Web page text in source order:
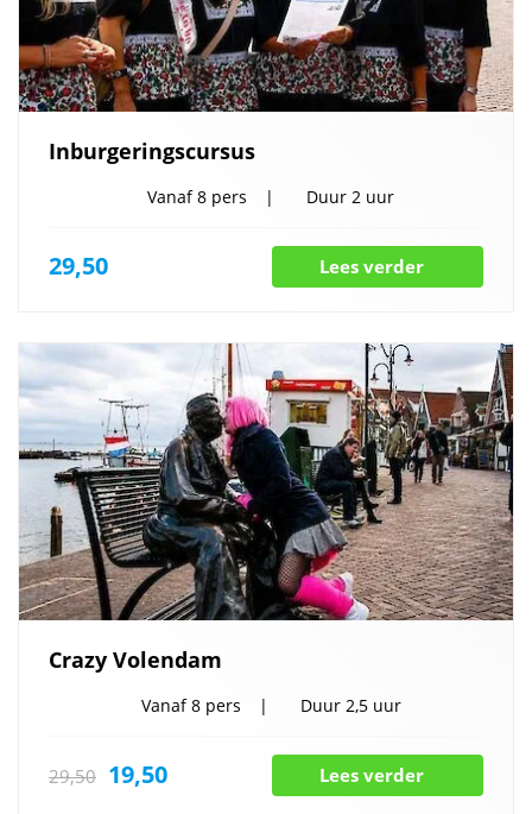
Inburgeringscursus
Vanaf8 pers Duur 2 uur
29,50 Lees verder
Crazy Volendam
Vanaf8 pers Duur 2,5 uur
29,50 19,50 Lees verder